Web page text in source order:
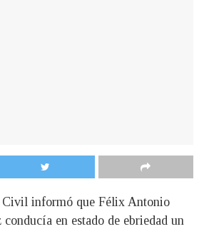
informó que Félix Antonio
en estado de ebriedad un